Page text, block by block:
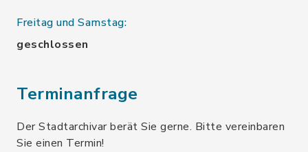
Freitag und Samstag:
geschlossen
Terminanfrage
Der Stadtarchivar berät Sie gerne. Bitte vereinbaren
Sie einen Termin!